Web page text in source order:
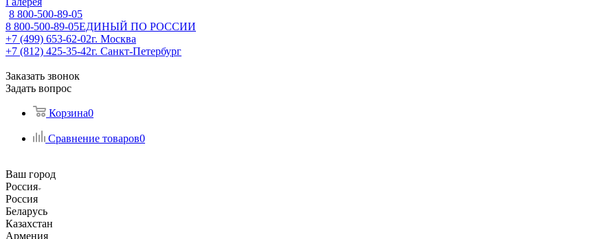
8 800-500-89-05
8 800-500-89-05ЕДИНЫЙ ПО РОССИИ
+7 (499) 653-62-02г. Москва
+7 (812) 425-35-42г. Санкт-Петербург
Заказать звонок
Задать вопрос
Корзина0
Сравнение товаров0
Ваш город
Россия
Россия
Беларусь
Казахстан
Армения